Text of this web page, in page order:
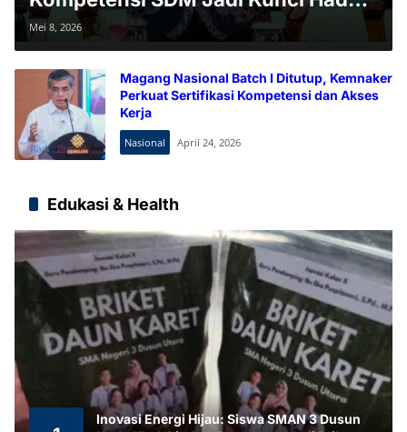
Digitalisasi dan AI
Mei 8, 2026
Magang Nasional Batch I Ditutup, Kemnaker
Perkuat Sertifikasi Kompetensi dan Akses
Kerja
Nasional April 24, 2026
Edukasi & Health
Inovasi Energi Hijau: Siswa SMAN 3 Dusun